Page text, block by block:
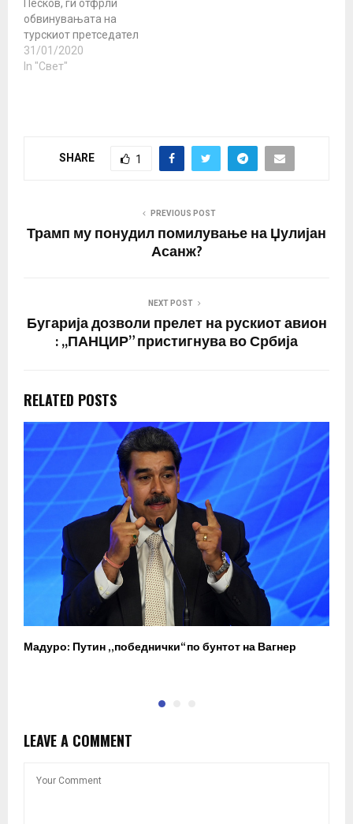
Песков, ги отфрли
обвинувањата на
турскиот претседател
Реџеп Таип Ердоган
дека Русија не ги
исполнува сите свои
31/01/2020
In "Свет"
SHARE 1
PREVIOUS POST
Трамп му понудил помилување на Џулијан
Асанж?
NEXT POST
Бугарија дозволи прелет на рускиот авион
: ,,ПАНЦИР” пристигнува во Србија
RELATED POSTS
Мадуро: Путин „победнички“ по бунтот на Вагнер
LEAVE A COMMENT